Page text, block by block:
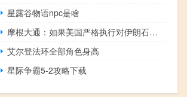
星露谷物语npc是啥
摩根大通：如果美国严格执行对伊朗石油出口的限制或者如果干扰扩散到霍尔木兹海峡供应可能会受到干扰
艾尔登法环全部角色身高
星际争霸5-2攻略下载